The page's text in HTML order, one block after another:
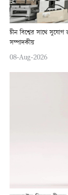
চীন বিশ্বের সাথে
সম্পাদকীয়
08-Aug-2026